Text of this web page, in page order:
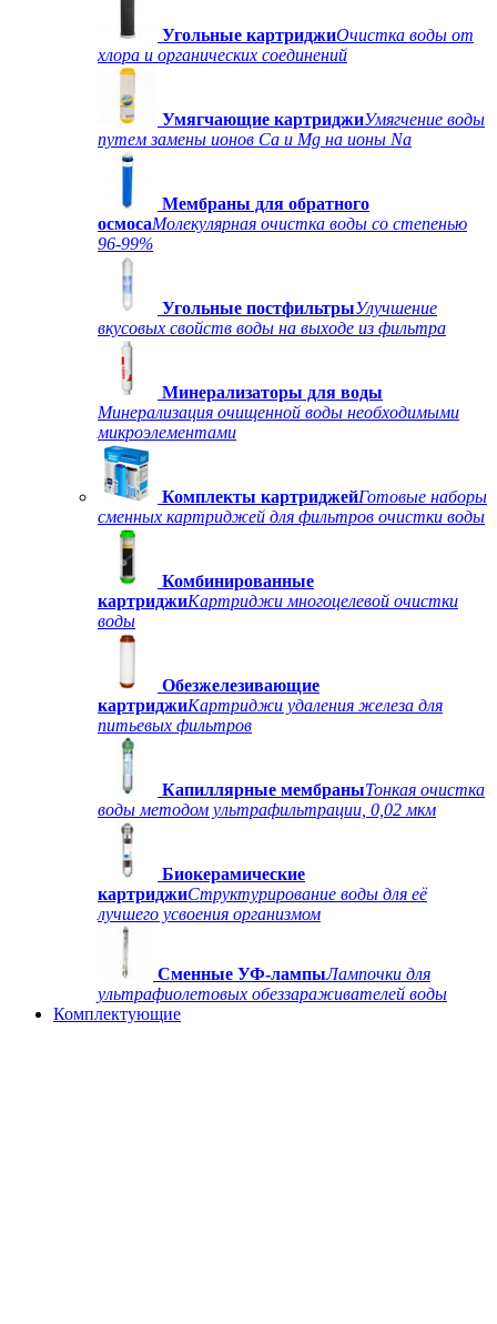
Угольные картриджиОчистка воды от
хлора и органических соединений
Умягчающие картриджиУмягчение воды
путем замены ионов Ca и Mg на ионы Na
Мембраны для обратного
осмосаМолекулярная очистка воды со степенью
96-99%
Угольные постфильтрыУлучшение
вкусовых свойств воды на выходе из фильтра
Минерализаторы для воды
Минерализация очищенной воды необходимыми
микроэлементами
Комплекты картриджейГотовые наборы
сменных картриджей для фильтров очистки воды
Комбинированные
картриджиКартриджи многоцелевой очистки
воды
Обезжелезивающие
картриджиКартриджи удаления железа для
питьевых фильтров
Капиллярные мембраныТонкая очистка
воды методом ультрафильтрации, 0,02 мкм
Биокерамические
картриджиСтруктурирование воды для её
лучшего усвоения организмом
Сменные УФ-лампыЛампочки для
ультрафиолетовых обеззараживателей воды
Комплектующие